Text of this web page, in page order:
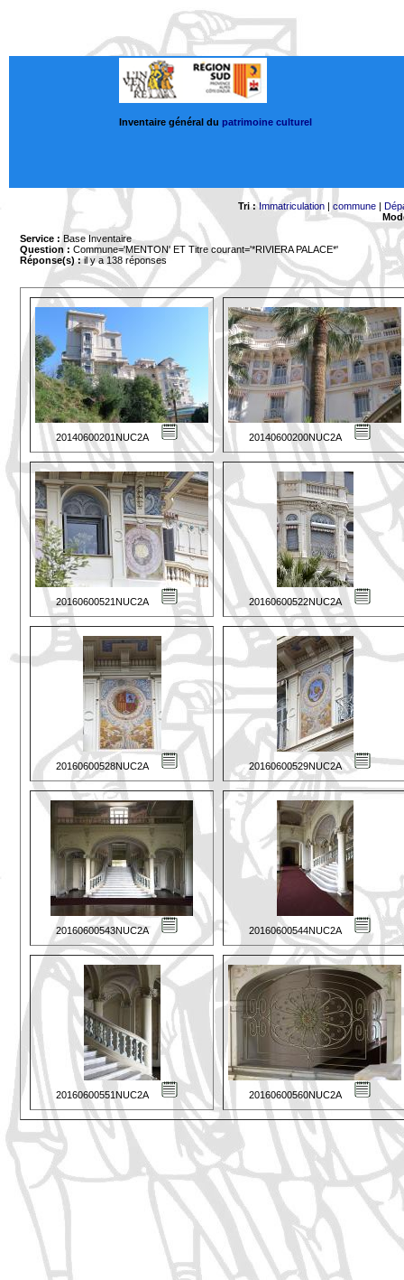
Inventaire général du patrimoine culturel
Tri : Immatriculation |commune |
Service : Base Inventaire
Question : Commune='MENTON' ET Titre courant='*RIVIERA PALACE*'
Réponse(s) :il y a 138 réponses
20140600201NUC2A 20140600200NUC2A
20160600521NUC2A 20160600522NUC2A
20160600528NUC2A 20160600529NUC2A
20160600543NUC2A 20160600544NUC2A
20160600551NUC2A 20160600560NUC2A